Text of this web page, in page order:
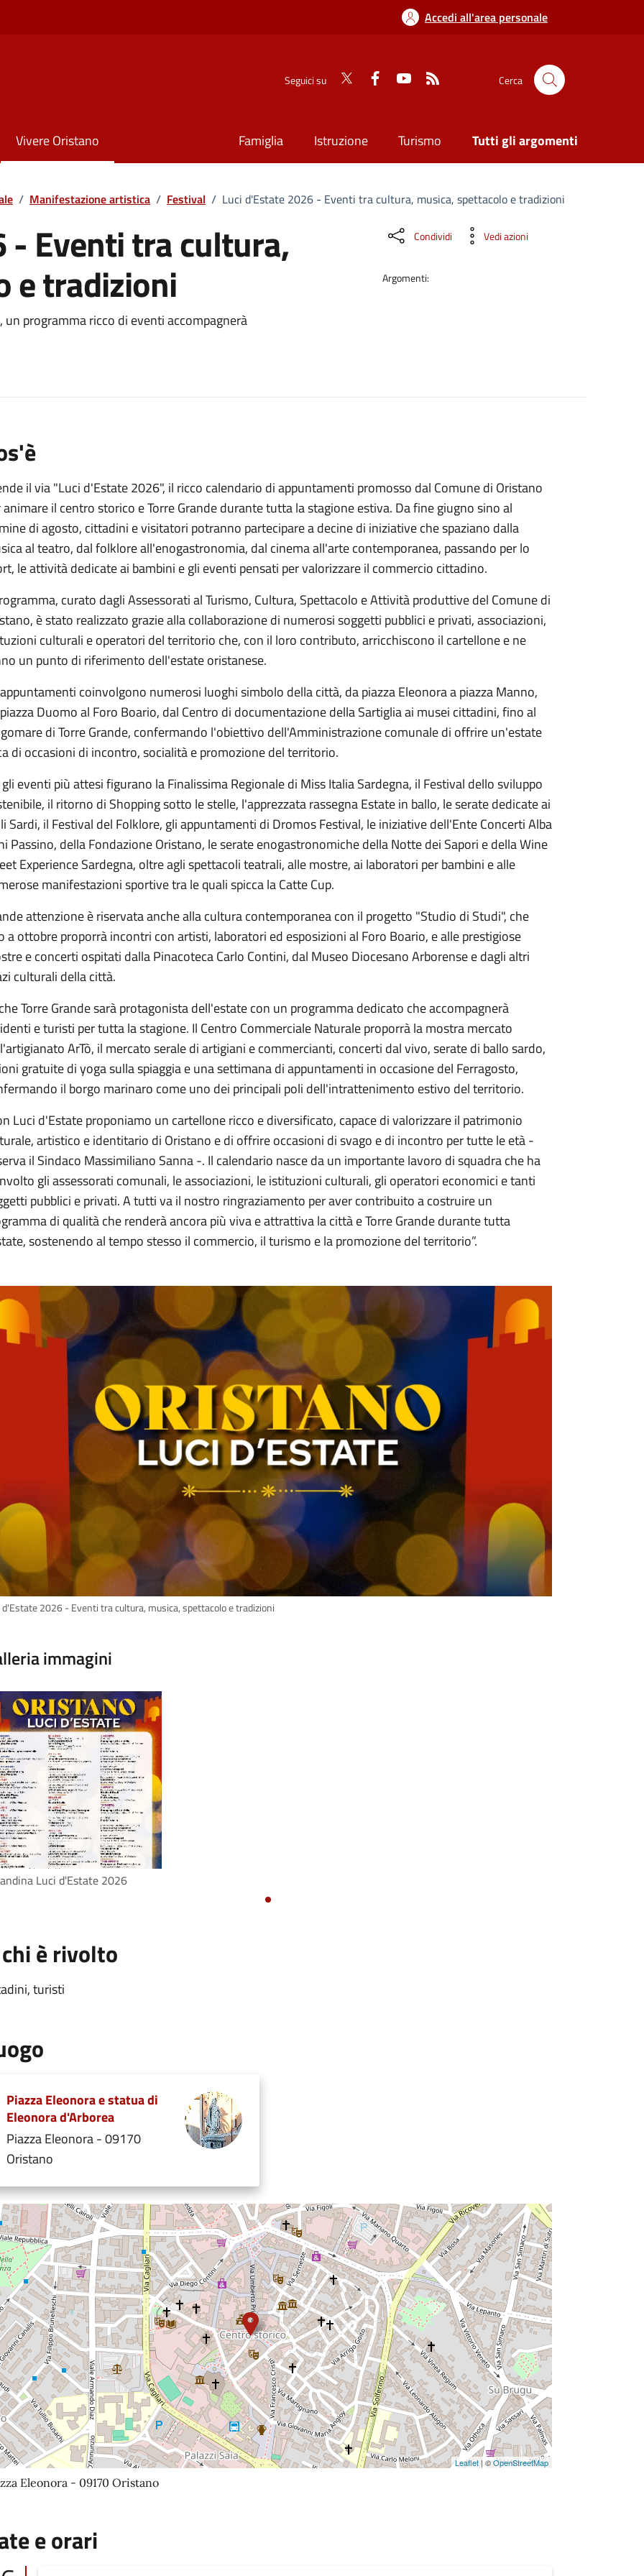
Accedi all'area personale
Seguici su Cerca
Vivere Oristano Famiglia Istruzione Turismo Tutti gli argomenti
/ Manifestazione artistica / Festival / Luci d'Estate 2026 - Eventi tra cultura, musica, spettacolo e tradizioni
- Eventi tra cultura,
e tradizioni
programma ricco di eventi accompagnerà
Condividi Vedi azioni
Argomenti:
il via "Luci d'Estate 2026", il ricco calendario di appuntamenti promosso dal Comune di Oristano
animare il centro storico e Torre Grande durante tutta la stagione estiva. Da fine giugno sino al
di agosto, cittadini e visitatori potranno partecipare a decine di iniziative che spaziano dalla
al teatro, dal folklore all'enogastronomia, dal cinema all'arte contemporanea, passando per lo
le attività dedicate ai bambini e gli eventi pensati per valorizzare il commercio cittadino.
curato dagli Assessorati al Turismo, Cultura, Spettacolo e Attività produttive del Comune di
è stato realizzato grazie alla collaborazione di numerosi soggetti pubblici e privati, associazioni,
culturali e operatori del territorio che, con il loro contributo, arricchiscono il cartellone e ne
un punto di riferimento dell'estate oristanese.
coinvolgono numerosi luoghi simbolo della città, da piazza Eleonora a piazza Manno,
Duomo al Foro Boario, dal Centro di documentazione della Sartiglia ai musei cittadini, fino al
di Torre Grande, confermando l'obiettivo dell'Amministrazione comunale di offrire un'estate
di occasioni di incontro, socialità e promozione del territorio.
gli eventi più attesi figurano la Finalissima Regionale di Miss Italia Sardegna, il Festival dello sviluppo
il ritorno di Shopping sotto le stelle, l'apprezzata rassegna Estate in ballo, le serate dedicate ai
Sardi, il Festival del Folklore, gli appuntamenti di Dromos Festival, le iniziative dell'Ente Concerti Alba
Passino, della Fondazione Oristano, le serate enogastronomiche della Notte dei Sapori e della Wine
Experience Sardegna, oltre agli spettacoli teatrali, alle mostre, ai laboratori per bambini e alle
manifestazioni sportive tra le quali spicca la Catte Cup.
attenzione è riservata anche alla cultura contemporanea con il progetto "Studio di Studi", che
a ottobre proporrà incontri con artisti, laboratori ed esposizioni al Foro Boario, e alle prestigiose
e concerti ospitati dalla Pinacoteca Carlo Contini, dal Museo Diocesano Arborense e dagli altri
culturali della città.
Torre Grande sarà protagonista dell'estate con un programma dedicato che accompagnerà
e turisti per tutta la stagione. Il Centro Commerciale Naturale proporrà la mostra mercato
ArTò, il mercato serale di artigiani e commercianti, concerti dal vivo, serate di ballo sardo,
gratuite di yoga sulla spiaggia e una settimana di appuntamenti in occasione del Ferragosto,
il borgo marinaro come uno dei principali poli dell'intrattenimento estivo del territorio.
Luci d'Estate proponiamo un cartellone ricco e diversificato, capace di valorizzare il patrimonio
artistico e identitario di Oristano e di offrire occasioni di svago e di incontro per tutte le età -
il Sindaco Massimiliano Sanna -. Il calendario nasce da un importante lavoro di squadra che ha
gli assessorati comunali, le associazioni, le istituzioni culturali, gli operatori economici e tanti
pubblici e privati. A tutti va il nostro ringraziamento per aver contribuito a costruire un
di qualità che renderà ancora più viva e attrattiva la città e Torre Grande durante tutta
sostenendo al tempo stesso il commercio, il turismo e la promozione del territorio”.
d'Estate 2026 - Eventi tra cultura, musica, spettacolo e tradizioni
immagini
Luci d'Estate 2026
è rivolto
turisti
Piazza Eleonora e statua di
Eleonora d'Arborea
Piazza Eleonora - 09170
Oristano
Leaflet| ©OpenStreetMap
Eleonora - 09170 Oristano
e orari